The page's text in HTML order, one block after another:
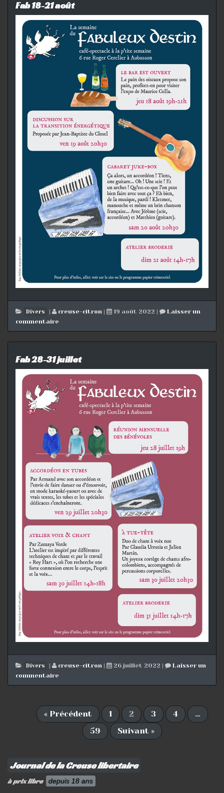
Fab 18-21 août
Divers | creuse-citron | 19 août 2022 |
Laisser un
commentaire
Fab 28-31 juillet
Divers | creuse-citron | 26 juillet 2022 |
Laisser un
commentaire
« Précédent 1 2 3 4
…
59
Suivant »
Journal de la Creuse libertaire
à prix libre depuis 18 ans